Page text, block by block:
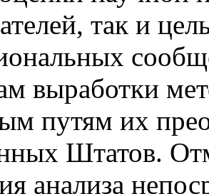
так и
выработки
путям их
Штатов.
анализа